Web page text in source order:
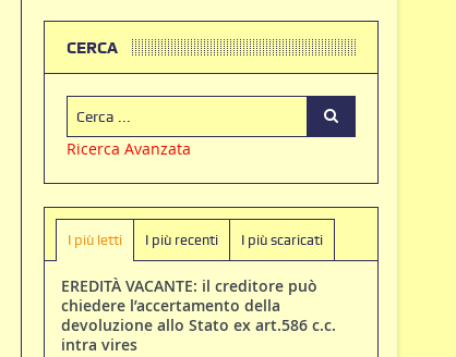
CERCA
Ricerca Avanzata
I più letti I più recenti I più scaricati
EREDITÀ VACANTE: il creditore può
chiedere l’accertamento della
devoluzione allo Stato ex art.586 c.c.
intra vires